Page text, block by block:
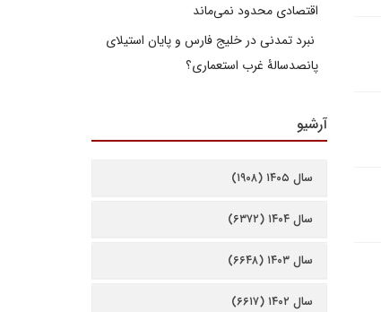
اقتصادی محدود نمی‌ماند
نبرد تمدنی در خلیج فارس و پایان استیلای
پانصدسالۀ غرب استعماری؟
آرشیو
سال ۱۴۰۵ (۱۹۰۸)
سال ۱۴۰۴ (۶۳۷۲)
سال ۱۴۰۳ (۶۶۴۸)
سال ۱۴۰۲ (۶۶۱۷)